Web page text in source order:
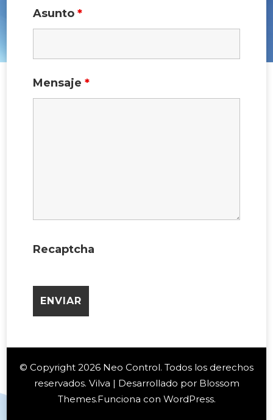
Asunto *
Mensaje *
Recaptcha
© Copyright 2026 Neo Control. Todos los derechos
reservados. Vilva | Desarrollado por Blossom
Themes.Funciona con WordPress.